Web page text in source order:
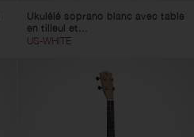
Ukulélé soprano blanc avec table
en tilleul et...
US-WHITE